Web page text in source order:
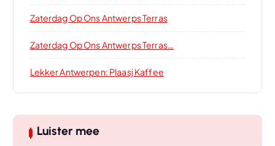
Zaterdag Op Ons Antwerps Terras
Zaterdag Op Ons Antwerps Terras…
Lekker Antwerpen: Plaasj Kaffee
Luister mee